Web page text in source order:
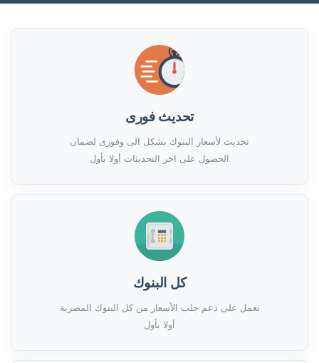
تحديث فورى
تحديث لأسعار البنوك بشكل الى وفورى لضمان
الحصول على اخر التحديثات أولا بأول
كل البنوك
نعمل على دعم جلب الأسعار من كل البنوك المصرية
أولا بأول